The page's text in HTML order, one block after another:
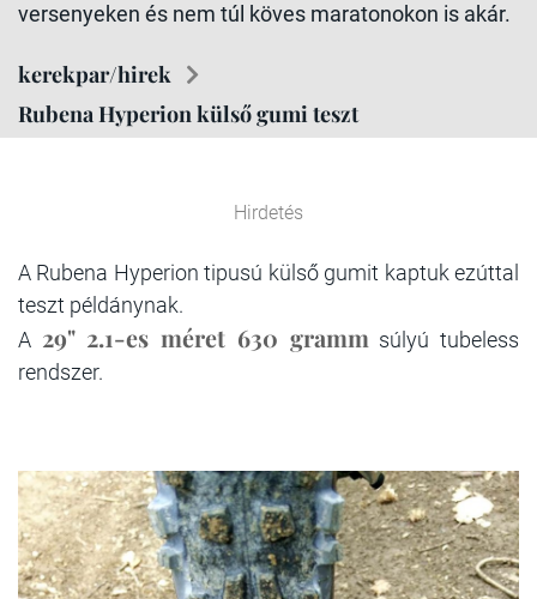
versenyeken és nem túl köves maratonokon is akár.
kerekpar/hirek
Rubena Hyperion külső gumi teszt
Hirdetés
A Rubena Hyperion tipusú külső gumit kaptuk ezúttal
teszt példánynak.
A 29" 2.1-es méret 630 grammsúlyú tubeless
rendszer.